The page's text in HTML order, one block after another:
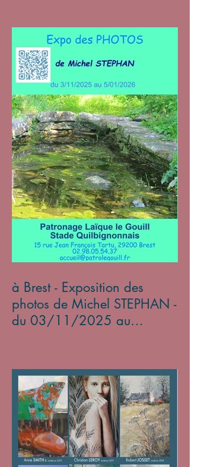
à Brest - Exposition des
photos de Michel STEPHAN -
du 03/11/2025 au